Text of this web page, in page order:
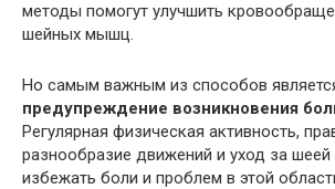
методы помогут улучшить
шейных мышц.
Но самым важным из способов
предупреждение возникновения
Регулярная физическая активность,
разнообразие движений и уход за шеей
избежать боли и проблем в этой